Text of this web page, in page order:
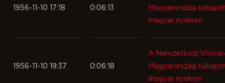
1956-11-10 17:18 0:06:13
Magyarország
magyar nyelven
1956-11-10 19:37 0:06:18
A Nemzetközi
Magyarország
magyar nyelven